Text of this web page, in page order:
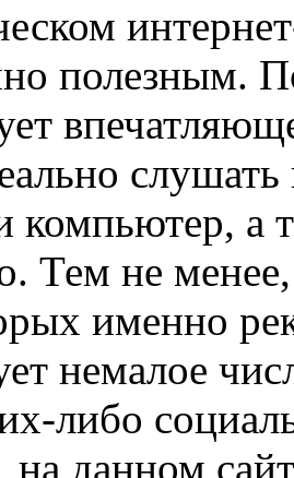
полезным.
компьютер, а
Тем не
именно
немалое
либо
данном